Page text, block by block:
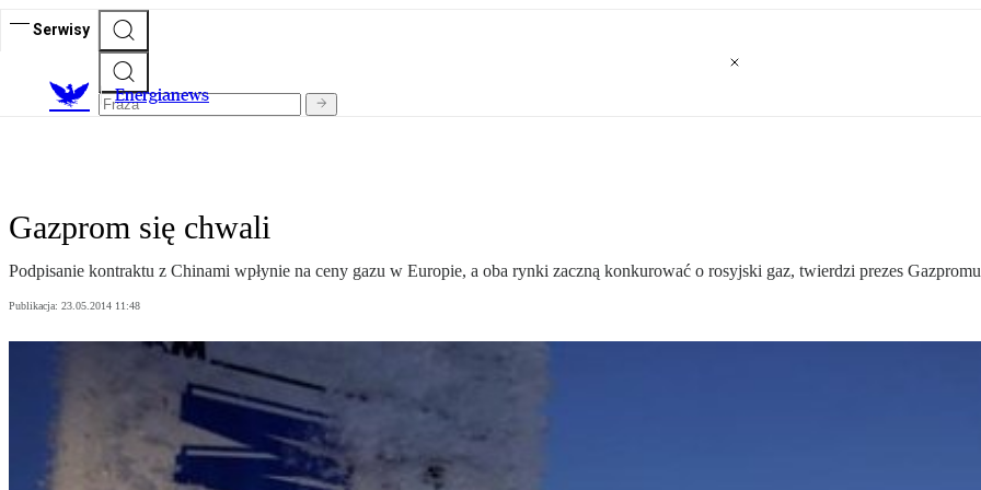
Serwisy
Energianews
Gazprom się chwali
Podpisanie kontraktu z Chinami wpłynie na ceny gazu w Europie, a oba rynki zaczną konkurować o rosyjski gaz, twierdzi prezes
Publikacja: 23.05.2014 11:48